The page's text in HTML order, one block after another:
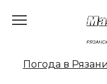
Погода в